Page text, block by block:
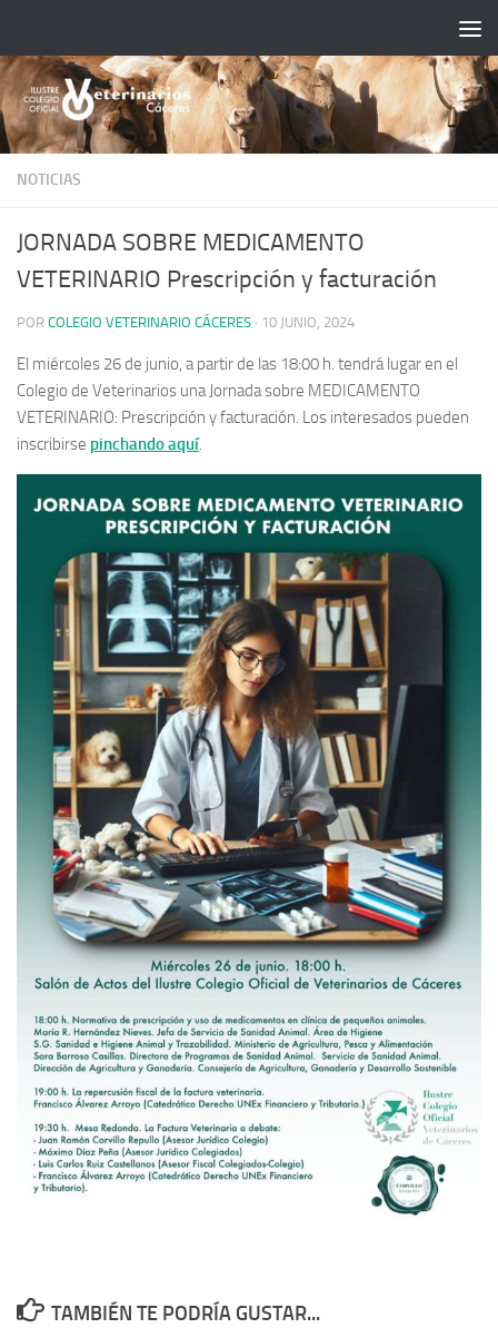
NOTICIAS
JORNADA SOBRE MEDICAMENTO
VETERINARIO Prescripción y facturación
POR COLEGIO VETERINARIO CÁCERES · 10 JUNIO, 2024
El miércoles 26 de junio, a partir de las 18:00 h. tendrá lugar en el
Colegio de Veterinarios una Jornada sobre MEDICAMENTO
VETERINARIO: Prescripción y facturación. Los interesados pueden
inscribirse pinchando aquí.
TAMBIÉN TE PODRÍA GUSTAR...